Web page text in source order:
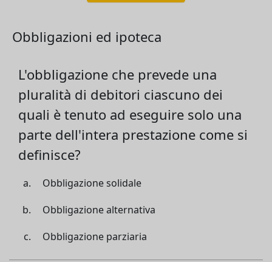
Obbligazioni ed ipoteca
L'obbligazione che prevede una
pluralità di debitori ciascuno dei
quali è tenuto ad eseguire solo una
parte dell'intera prestazione come si
definisce?
Obbligazione solidale
Obbligazione alternativa
Obbligazione parziaria